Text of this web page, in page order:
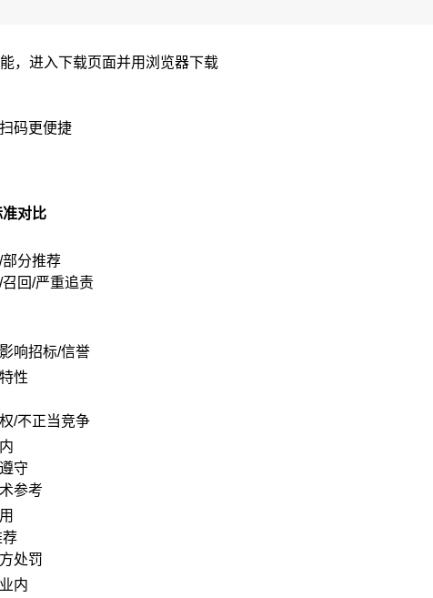
，进入下载页面并用浏览器下载
码更便捷
准对比
分推荐
回/严重追责
响招标/信誉
性
/不正当竞争
守
参考
荐
处罚
内